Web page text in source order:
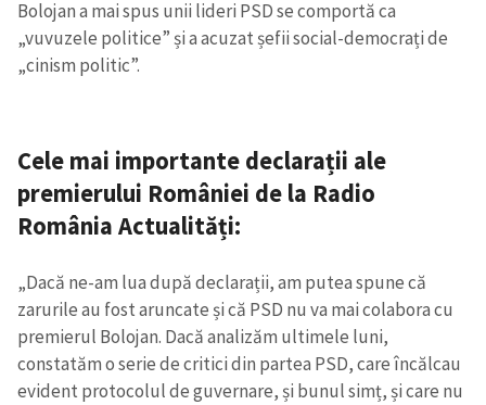
Bolojan a mai spus unii lideri PSD se comportă ca
„vuvuzele politice” și a acuzat șefii social-democrați de
„cinism politic”.
Cele mai importante declarații ale
premierului României de la Radio
România Actualități:
„Dacă ne-am lua după declarații, am putea spune că
zarurile au fost aruncate și că PSD nu va mai colabora cu
premierul Bolojan. Dacă analizăm ultimele luni,
constatăm o serie de critici din partea PSD, care încălcau
evident protocolul de guvernare, și bunul simț, și care nu